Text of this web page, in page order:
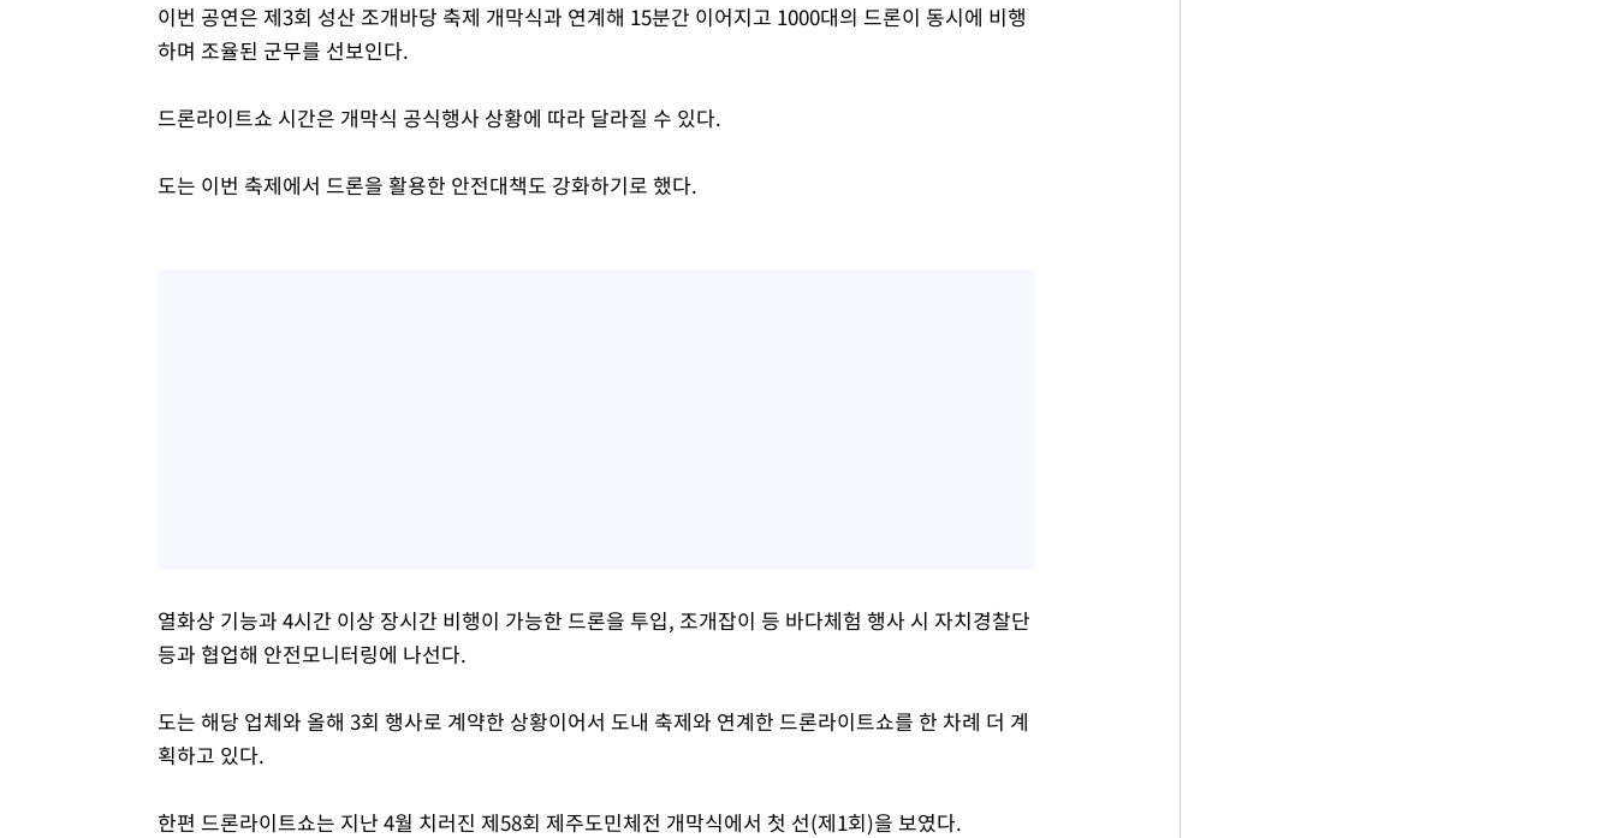
이번 공연은 제3회 성산 조개바당 축제 개막식과 연계해 15분간 이어지고 1000대의 드론이 동시에 비행
하며 조율된 군무를 선보인다.
드론라이트쇼 시간은 개막식 공식행사 상황에 따라 달라질 수 있다.
도는 이번 축제에서 드론을 활용한 안전대책도 강화하기로 했다.
열화상 기능과 4시간 이상 장시간 비행이 가능한 드론을 투입, 조개잡이 등 바다체험 행사 시 자치경찰단
등과 협업해 안전모니터링에 나선다.
도는 해당 업체와 올해 3회 행사로 계약한 상황이어서 도내 축제와 연계한 드론라이트쇼를 한 차례 더 계
획하고 있다.
한편 드론라이트쇼는 지난 4월 치러진 제58회 제주도민체전 개막식에서 첫 선(제1회)을 보였다.